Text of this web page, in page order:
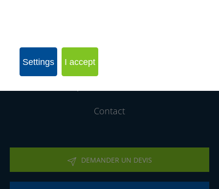
Rejoignez notre réseau d´entreprises
Contact
DEMANDER UN DEVIS
Settings I accept